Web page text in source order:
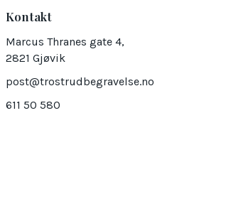
Kontakt
Marcus Thranes gate 4,
2821 Gjøvik
post@trostrudbegravelse.no
611 50 580